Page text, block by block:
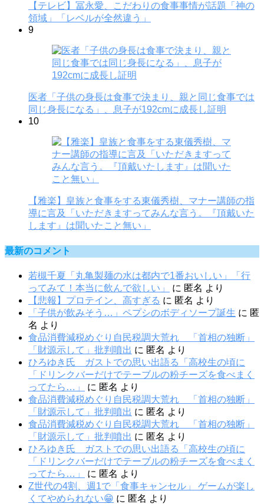
【テレビ】冨永愛、こだわりの食事事情が話題「神の
領域」「レベルが全然違う」
9
医者「子供の身長は食事で決まり、親と同じ食事では
同じ身長になる」、息子が192cmに成長し証明
10
【雅楽】皇族と食事をする東儀秀樹、マナー講師の指
導に言及「いただきますってみんな言う。『頂戴いた
します』は聞いたこと無い」
最新のコメント
若槻千夏「丸亀製麺の水は都内で1番おいしい」「行
ってみて！本当に飲んで欲しい」
に 匿名 より
【悲報】プロテイン、高すぎる に 匿名 より
「子供が飲みそう…」ペプシのボディソープ誕生 に 匿
名 より
食品消費減税めぐり自民税調大荒れ 「首相の独断」
「財源示して」批判噴出 に 匿名 より
ひろゆき氏 ガストでの思い出語る「高校生の頃に
「ドリンクバーだけでテーブルの粉チーズを食べまく
ってたら…」
に 匿名 より
食品消費減税めぐり自民税調大荒れ 「首相の独断」
「財源示して」批判噴出 に 匿名 より
食品消費減税めぐり自民税調大荒れ 「首相の独断」
「財源示して」批判噴出 に 匿名 より
ひろゆき氏 ガストでの思い出語る「高校生の頃に
「ドリンクバーだけでテーブルの粉チーズを食べまく
ってたら…」
に 匿名 より
Z世代の4割、週1で「食事キャンセル」 ゲームが楽し
くてやめられない😁 に 匿名 より